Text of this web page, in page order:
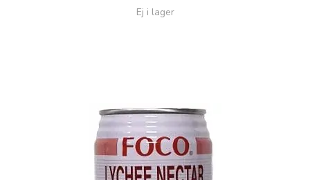
Ej i lager